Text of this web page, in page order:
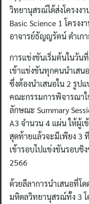
วิทยานุสรณ์ได้ส่งโครงง
Basic Science 1 โครง
อาจารย์ธัญญรัตน์ ดำเก
การแข่งขันเริ่มต้นในวัน
เข้าแข่งขันทุกคนนำเสน
ซึ่งต้องนำเสนอใน 2 รูป
คณะกรรมการพิจารณา
ลักษณะ Summary
A3 จำนวน 4 แผ่น ให้ผู้
สุดท้ายแล้วจะมีเพียง 3
เข้ารอบไปแข่งขันรอบชิ
2566
ด้วยลีลาการนำเสนอที่โด
มหิดลวิทยานุสรณ์ทั้ง 3 โ